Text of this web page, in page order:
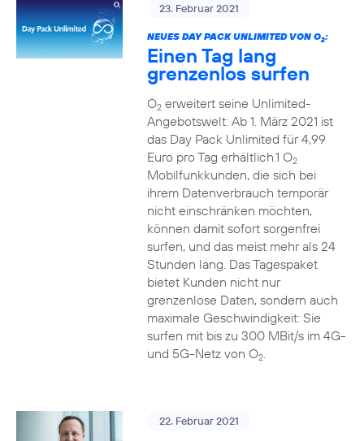
23. Februar 2021
NEUES DAY PACK UNLIMITED VON O2:
Einen Tag lang
grenzenlos surfen
O2erweitert seine Unlimited-
Angebotswelt: Ab 1. März 2021 ist
das Day Pack Unlimited für 4,99
Euro pro Tag erhältlich.1 O2
Mobilfunkkunden, die sich bei
ihrem Datenverbrauch temporär
nicht einschränken möchten,
können damit sofort sorgenfrei
surfen, und das meist mehr als 24
Stunden lang. Das Tagespaket
bietet Kunden nicht nur
grenzenlose Daten, sondern auch
maximale Geschwindigkeit: Sie
surfen mit bis zu 300 MBit/s im 4G-
und 5G-Netz von O2.
22. Februar 2021